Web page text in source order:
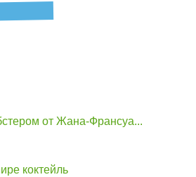
от Жана-Франсуа...
коктейль